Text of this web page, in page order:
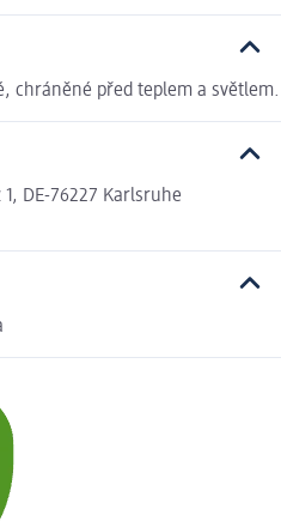
chráněné před teplem a světlem.
DE-76227 Karlsruhe